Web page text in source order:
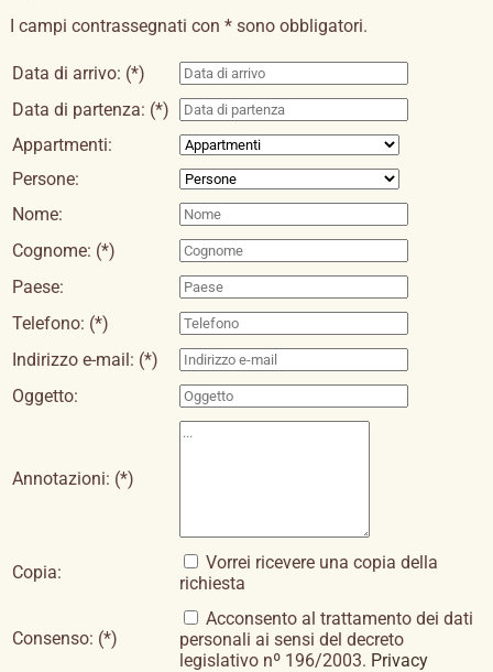
I campi contrassegnati con * sono obbligatori.
Data di arrivo: (*)
Data di partenza: (*)
Appartmenti:
Persone:
Nome:
Cognome: (*)
Paese:
Telefono: (*)
Indirizzo e-mail: (*)
Oggetto:
Annotazioni: (*)
Copia:
Vorrei ricevere una copia della
richiesta
Consenso: (*)
Acconsento al trattamento dei dati
personali ai sensi del decreto
legislativo nº 196/2003. Privacy